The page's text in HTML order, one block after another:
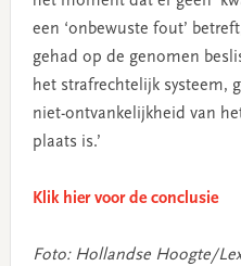
een ‘onbewuste fout’
gehad op de genomen
het strafrechtelijk systeem,
niet-ontvankelijkheid van
plaats is.’
Klik hier voor de conclusie
Foto: Hollandse Hoogte/